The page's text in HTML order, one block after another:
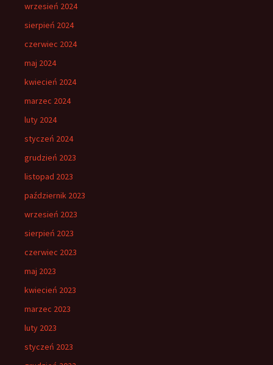
wrzesień 2024
sierpień 2024
czerwiec 2024
maj 2024
kwiecień 2024
marzec 2024
luty 2024
styczeń 2024
grudzień 2023
listopad 2023
październik 2023
wrzesień 2023
sierpień 2023
czerwiec 2023
maj 2023
kwiecień 2023
marzec 2023
luty 2023
styczeń 2023